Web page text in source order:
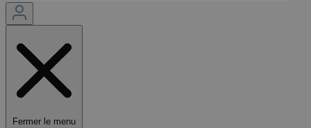
Fermer le menu